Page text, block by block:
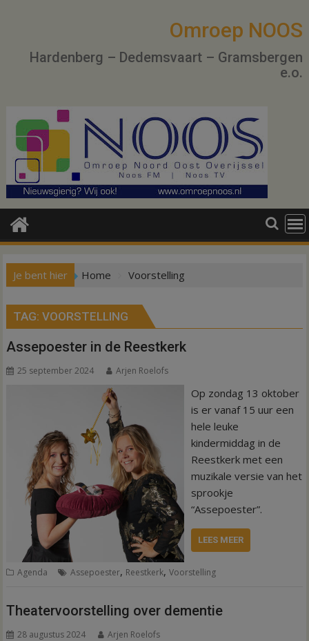
Omroep NOOS
Hardenberg – Dedemsvaart – Gramsbergen
e.o.
Je bent hier Home Voorstelling
TAG:VOORSTELLING
Assepoester in de Reestkerk
25 september 2024 Arjen Roelofs
Op zondag 13 oktober
is er vanaf 15 uur een
hele leuke
kindermiddag in de
Reestkerk met een
muzikale versie van het
sprookje
“Assepoester”.
LEES MEER
Agenda Assepoester, Reestkerk,Voorstelling
Theatervoorstelling over dementie
28 augustus 2024 Arjen Roelofs